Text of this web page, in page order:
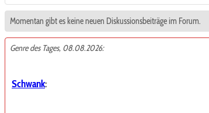
Momentan gibt es keine neuen Diskussionsbeiträge im Forum.
Genre des Tages, 08.08.2026:
Schwank: